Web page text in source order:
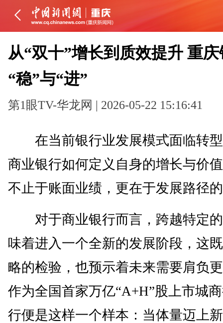
从“双十”增长到质效提升 重
“稳”与“进”
第1眼TV-华龙网 | 2026-05-22 15:16:41
在当前银行业发展模式面临转型
商业银行如何定义自身的增长与价
不止于账面业绩，更在于发展路径
对于商业银行而言，跨越特定的
味着进入一个全新的发展阶段，这
略的检验，也预示着未来需要肩负
作为全国首家万亿“A+H”股上市城
行便是这样一个样本：当体量迈上